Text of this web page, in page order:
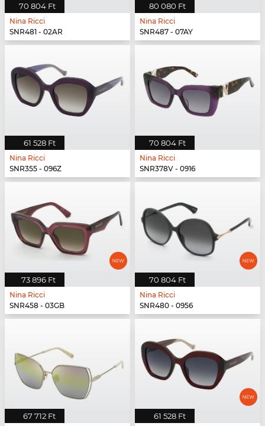
70 804 Ft
Nina Ricci
SNR481 - 02AR
80 080 Ft
Nina Ricci
SNR487 - 07AY
61 528 Ft
Nina Ricci
SNR355 - 096Z
70 804 Ft
Nina Ricci
SNR378V - 0916
73 896 Ft
Nina Ricci
SNR458 - 03GB
70 804 Ft
Nina Ricci
SNR480 - 0956
67 712 Ft 61 528 Ft